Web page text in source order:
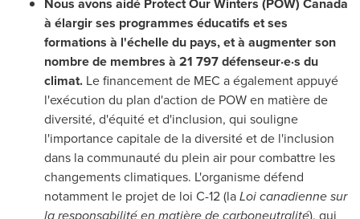
à élargir ses programmes éducatifs et ses
formations à l'échelle du pays, et à augmenter son
nombre de membres à 21 797 défenseur·e·s du
climat. Le financement de MEC a également appuyé
l'exécution du plan d'action de POW en matière de
diversité, d'équité et d'inclusion, qui souligne
l'importance capitale de la diversité et de l'inclusion
dans la communauté du plein air pour combattre les
changements climatiques. L'organisme défend
notamment le projet de loi C-12 (laLoi canadienne sur
la responsabilité en matière de carboneutralité), qui